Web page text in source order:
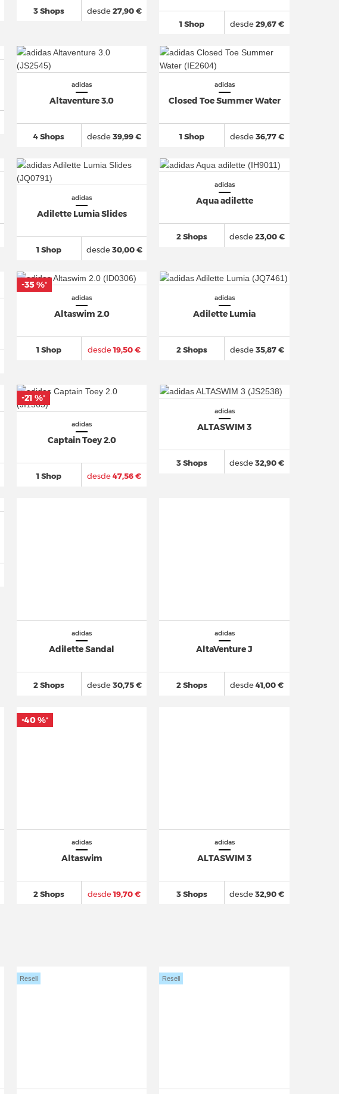
3 Shops desde27,90 €
1 Shop desde29,67 €
adidas
Altaventure 3.0
4 Shops desde39,99 €
adidas
Closed Toe Summer Water
1 Shop desde36,77 €
adidas
Adilette Lumia Slides
1 Shop desde30,00 €
adidas
Aqua adilette
2 Shops desde23,00 €
adidas
Altaswim 2.0
1 Shop desde19,50 €
-35 %*
adidas
Adilette Lumia
2 Shops desde35,87 €
adidas
Captain Toey 2.0
1 Shop desde47,56 €
-21 %*
adidas
ALTASWIM 3
3 Shops desde32,90 €
adidas
Adilette Sandal
2 Shops desde30,75 €
adidas
AltaVenture J
2 Shops desde41,00 €
adidas
Altaswim
2 Shops desde19,70 €
-40 %*
adidas
ALTASWIM 3
3 Shops desde32,90 €
Resell Resell